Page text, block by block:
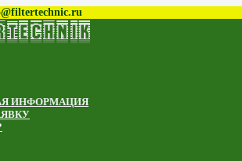
ИНФОРМАЦИЯ